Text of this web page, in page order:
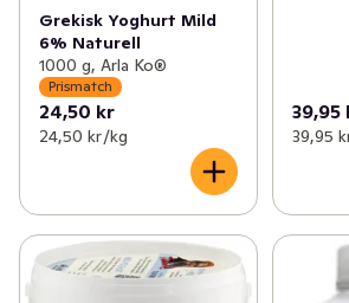
Grekisk Yoghurt Mild
6% Naturell
1000 g, Arla Ko®
Prismatch
24,50 kr
24,50 kr /kg
39,95
39,95